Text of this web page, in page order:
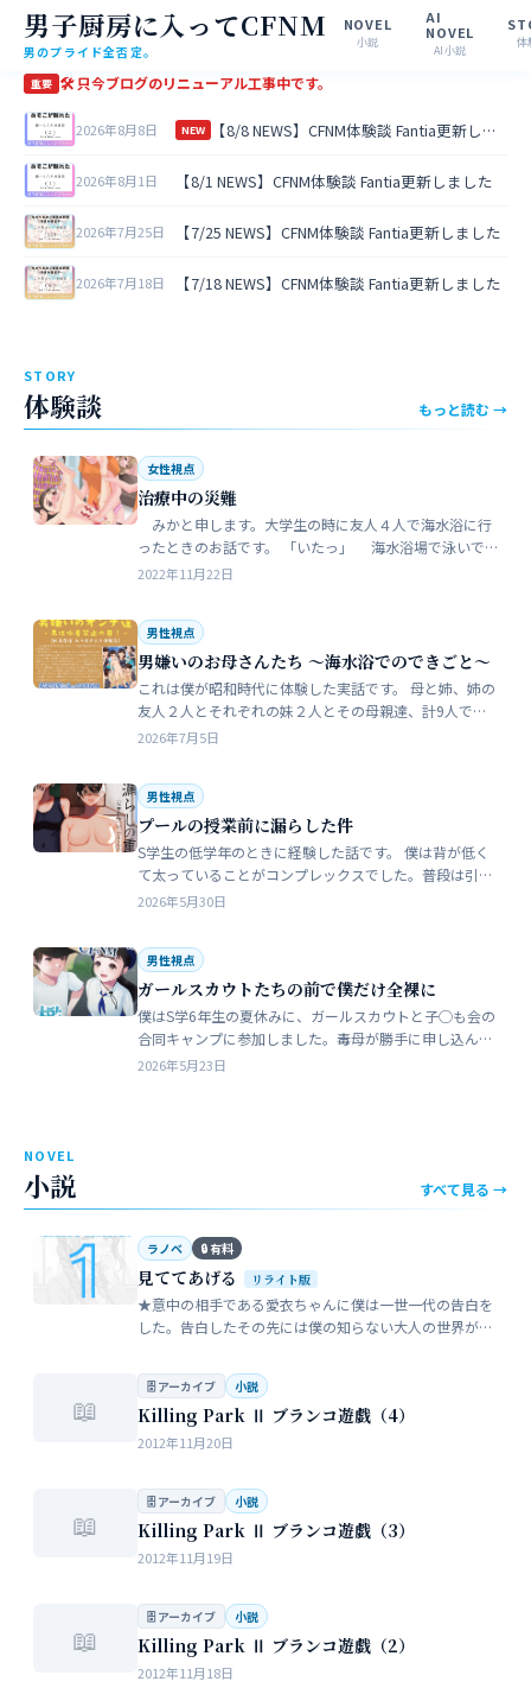
男子厨房に入ってCFNM
男のプライド全否定。
NOVEL
小説
AI
NOVEL
AI小説 体
重要 🛠 只今ブログのリニューアル工事中です。
2026年8月8日 NEW 【8/8 NEWS】CFNM体験談 Fantia更新しました
2026年8月1日 【8/1 NEWS】CFNM体験談 Fantia更新しました
2026年7月25日 【7/25 NEWS】CFNM体験談 Fantia更新しました
2026年7月18日 【7/18 NEWS】CFNM体験談 Fantia更新しました
STORY
体験談 もっと読む →
女性視点
治療中の災難
みかと申します。大学生の時に友人４人で海水浴に行
ったときのお話です。 「いたっ」 海水浴場で泳いで
いたら、友人のしいなが空瓶で足を切っちゃったんで
2022年11月22日
男性視点
男嫌いのお母さんたち 〜海水浴でのできごと〜
これは僕が昭和時代に体験した実話です。 母と姉、姉の
友人２人とそれぞれの妹２人とその母親達、計9人で海
水浴に行きました。当時、僕はS学５年生で姉の美香はC
2026年7月5日
男性視点
プールの授業前に漏らした件
S学生の低学年のときに経験した話です。 僕は背が低く
て太っていることがコンプレックスでした。普段は引っ
込み思案で大人しい性格をしています。 ただ何でもよく
2026年5月30日
男性視点
ガールスカウトたちの前で僕だけ全裸に
僕はS学6年生の夏休みに、ガールスカウトと子◯も会の
合同キャンプに参加しました。毒母が勝手に申し込んだ
強制的なイベントでした。まったく乗り気がしません。
2026年5月23日
NOVEL
小説 すべて見る →
ラノベ 🔒 有料
見ててあげる リライト版
★意中の相手である愛衣ちゃんに僕は一世一代の告白を
した。告白したその先には僕の知らない大人の世界が待
る常識。。。…
📖
🗄 アーカイブ 小説
Killing Park Ⅱ ブランコ遊戯（4）
2012年11月20日
📖
🗄 アーカイブ 小説
Killing Park Ⅱ ブランコ遊戯（3）
2012年11月19日
📖
🗄 アーカイブ 小説
Killing Park Ⅱ ブランコ遊戯（2）
2012年11月18日